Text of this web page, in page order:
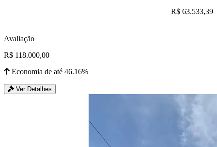
R$ 63.533,39
Avaliação
R$ 118.000,00
Economia de até 46.16%
Ver Detalhes